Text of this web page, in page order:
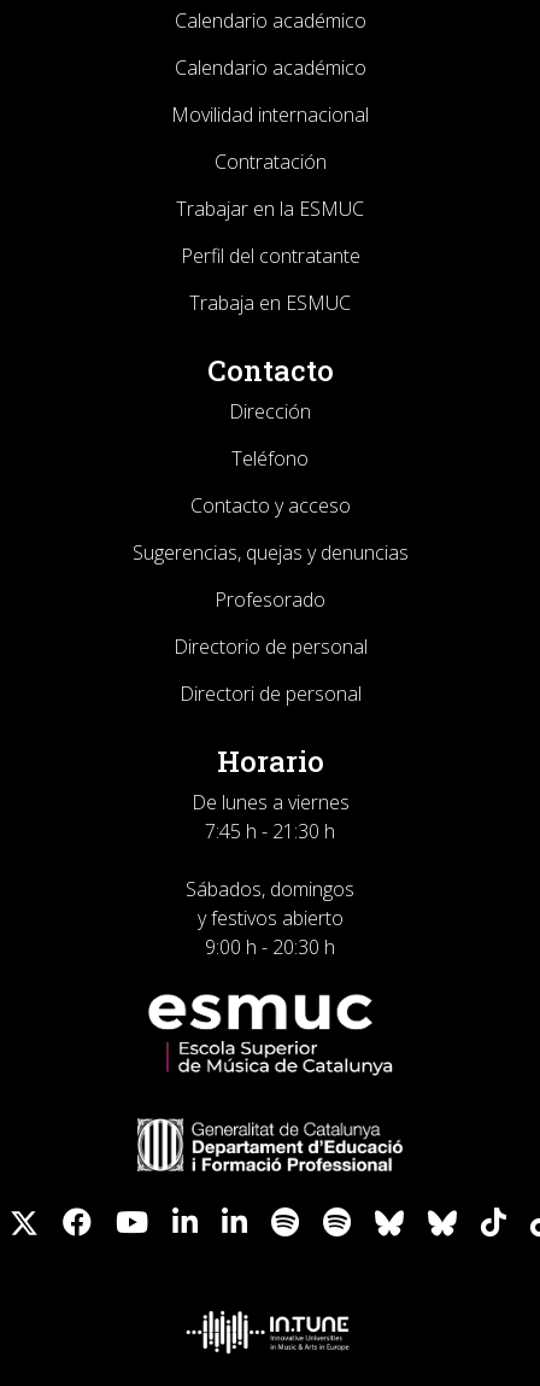
Calendario académico
Calendario académico
Movilidad internacional
Contratación
Trabajar en la ESMUC
Perfil del contratante
Trabaja en ESMUC
Contacto
Dirección
Teléfono
Contacto y acceso
Sugerencias, quejas y denuncias
Profesorado
Directorio de personal
Directori de personal
Horario
De lunes a viernes
7:45 h - 21:30 h
Sábados, domingos
y festivos abierto
9:00 h - 20:30 h